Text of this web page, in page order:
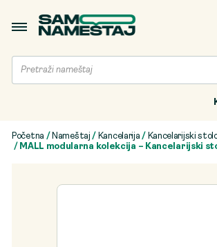
Početna / Nameštaj / Kancelarija / Kancelarijski
/ MALL modularna kolekcija – Kancelarijski